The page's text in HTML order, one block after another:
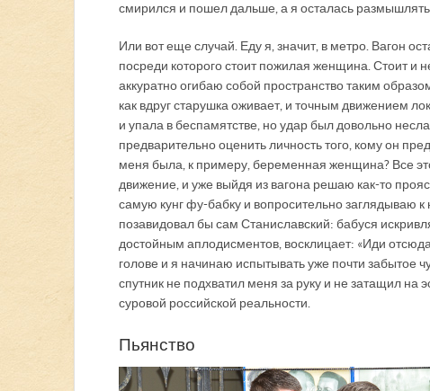
смирился и пошел дальше, а я осталась размышлять
Или вот еще случай. Еду я, значит, в метро. Вагон
посреди которого стоит пожилая женщина. Стоит и
аккуратно огибаю собой пространство таким
как вдруг старушка оживает, и точным движением
и упала в беспамятстве, но удар был довольно
предварительно оценить личность того, кому он
меня была, к примеру, беременная женщина? Все
движение, и уже выйдя из вагона решаю как-то
самую кунг фу-бабку и вопросительно заглядываю к
позавидовал бы сам Станиславский: бабуся
достойным аплодисментов, восклицает: «Иди
голове и я начинаю испытывать уже почти забытое
спутник не подхватил меня за руку и не затащил
суровой российской реальности.
Пьянство